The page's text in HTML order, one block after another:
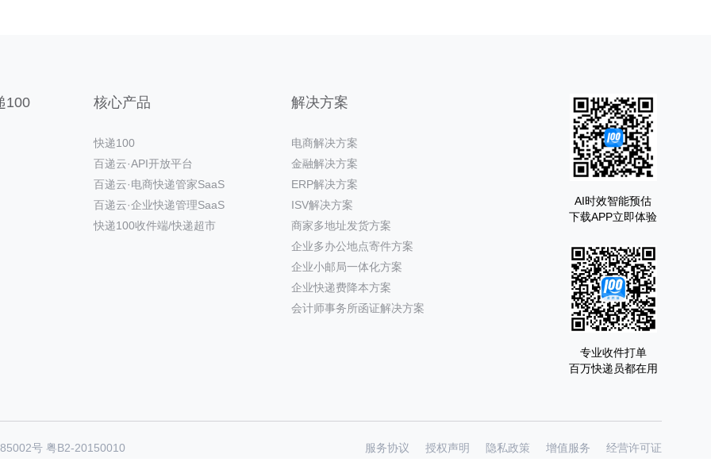
100 核心产品
快递100
百递云·API开放平台
百递云·电商快递管家SaaS
百递云·企业快递管理SaaS
快递100收件端/快递超市
解决方案
电商解决方案
金融解决方案
ERP解决方案
ISV解决方案
商家多地址发货方案
企业多办公地点寄件方案
企业小邮局一体化方案
企业快递费降本方案
会计师事务所函证解决方案
AI时效智能预估
下载APP立即体验
专业收件打单
百万快递员都在用
号 粤B2-20150010 服务协议 授权声明 隐私政策 增值服务 经营许可证